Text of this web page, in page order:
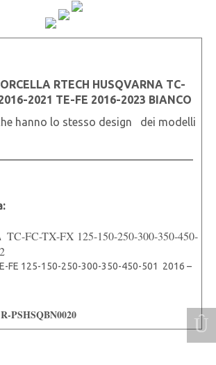
RTECH HUSQVARNA TC-
2021 TE-FE 2016-2023 BIANCO
hanno lo stesso design dei modelli
TC-FC-TX-FX 125-150-250-300-350-450-
FE 125-150-250-300-350-450-501 2016 –
R-PSHSQBN0020